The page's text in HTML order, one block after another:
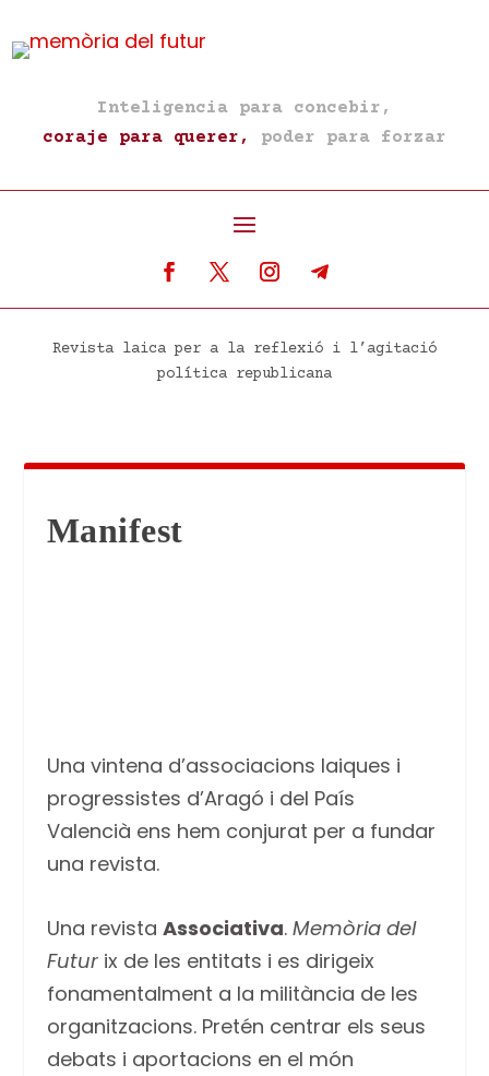
Inteligencia para concebir,
coraje para querer,
poder para forzar
Revista laica per a la reflexió i l’agitació
política republicana
Manifest
Una vintena d’associacions laiques i
progressistes d’Aragó i del País
Valencià ens hem conjurat per a fundar
una revista.
Una revista Associativa. Memòria del
Futurix de les entitats i es dirigeix
fonamentalment a la militància de les
organitzacions. Pretén centrar els seus
debats i aportacions en el món